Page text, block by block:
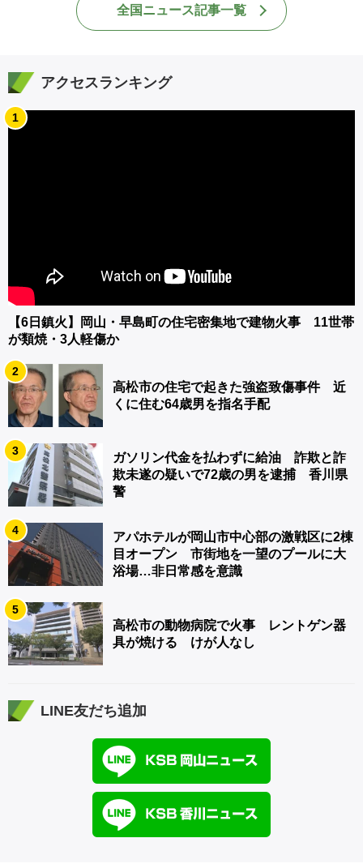
全国ニュース記事一覧
アクセスランキング
1
【6日鎮火】岡山・早島町の住宅密集地で建物火事 11世帯
が類焼・3人軽傷か
2
高松市の住宅で起きた強盗致傷事件 近
くに住む64歳男を指名手配
3
ガソリン代金を払わずに給油 詐欺と詐
欺未遂の疑いで72歳の男を逮捕 香川県
警
4
アパホテルが岡山市中心部の激戦区に2棟
目オープン 市街地を一望のプールに大
浴場…非日常感を意識
5
高松市の動物病院で火事 レントゲン器
具が焼ける けが人なし
LINE友だち追加